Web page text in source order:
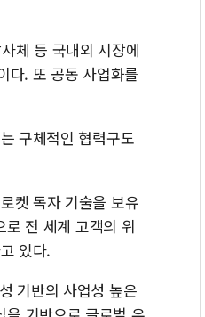
체 등 국내외 시장에
다. 또 공동 사업화를
구체적인 협력구도
켓 독자 기술을 보유
전 세계 고객의 위
있다.
기반의 사업성 높은